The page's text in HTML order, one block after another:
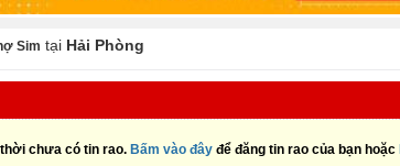
Sim tại Hải Phòng
chưa có tin rao. Bấm vào đây để đăng tin rao của bạn hoặc